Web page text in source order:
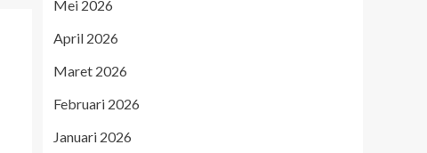
Mei 2026
April 2026
Maret 2026
Februari 2026
Januari 2026